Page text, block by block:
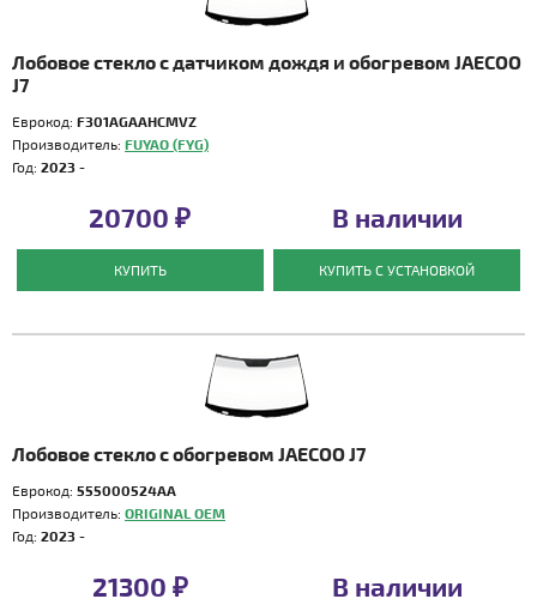
Лобовое стекло с датчиком дождя и обогревом JAECOO
J7
Еврокод: F301AGAAHCMVZ
Производитель: FUYAO (FYG)
Год: 2023 -
20700 ₽
КУПИТЬ
В наличии
КУПИТЬ С УСТАНОВКОЙ
Лобовое стекло с обогревом JAECOO J7
Еврокод: 555000524AA
Производитель: ORIGINAL OEM
Год: 2023 -
21300 ₽ В наличии